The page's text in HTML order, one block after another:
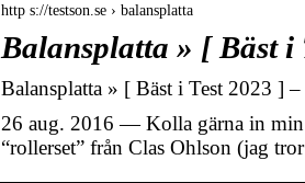
http s://testson.se › balansplatta
Balansplatta » [ Bäst i
Balansplatta » [ Bäst i Test 2023 ]
26 aug. 2016 — Kolla gärna in
“rollerset” från Clas Ohlson (jag